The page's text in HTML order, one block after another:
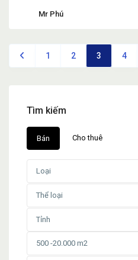
Mr Phú
1 2 3 4
Tìm kiếm
Bán Cho thuê
Loại
Thể loại
Tỉnh